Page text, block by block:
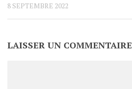
8 SEPTEMBRE 2022
LAISSER UN COMMENTAIRE